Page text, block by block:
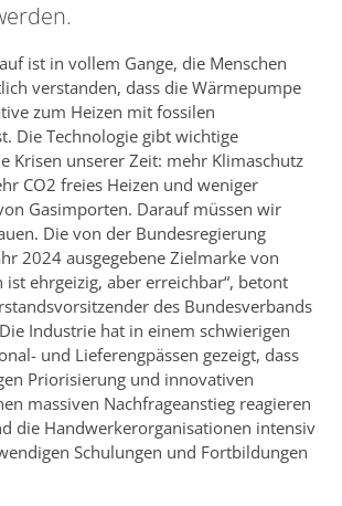
ist in vollem Gange, die Menschen
verstanden, dass die Wärmepumpe
zum Heizen mit fossilen
Die Technologie gibt wichtige
Krisen unserer Zeit: mehr Klimaschutz
CO2 freies Heizen und weniger
Gasimporten. Darauf müssen wir
Die von der Bundesregierung
2024 ausgegebene Zielmarke von
ist ehrgeizig, aber erreichbar“, betont
des Bundesverbands
Industrie hat in einem schwierigen
und Lieferengpässen gezeigt, dass
Priorisierung und innovativen
massiven Nachfrageanstieg reagieren
die Handwerkerorganisationen intensiv
Schulungen und Fortbildungen